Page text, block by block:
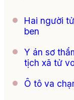
Hai người
ben
Y án sơ
tịch xã tử
Ô tô va